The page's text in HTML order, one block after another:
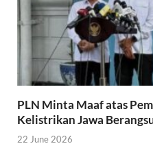
PLN Minta Maaf atas
Kelistrikan Jawa
22 June 2026